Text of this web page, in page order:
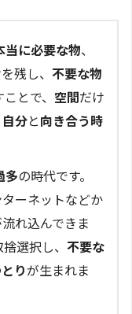
当に必要な物、
残し、 不要な物
とで、 空間だけ
自分と向き合う時
多の時代です。
ーネットなどか
れ込んできま
選択し、 不要な
りが生まれま